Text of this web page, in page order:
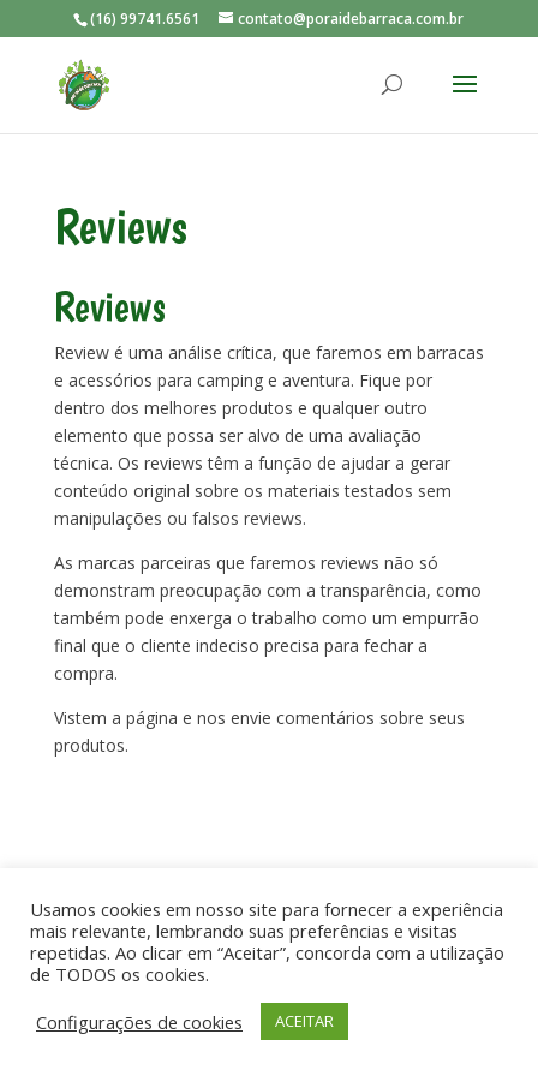
(16) 99741.6561 contato@poraidebarraca.com.br
Reviews
Reviews
Review é uma análise crítica, que faremos em barracas
e acessórios para camping e aventura. Fique por
dentro dos melhores produtos e qualquer outro
elemento que possa ser alvo de uma avaliação
técnica. Os reviews têm a função de ajudar a gerar
conteúdo original sobre os materiais testados sem
manipulações ou falsos reviews.
As marcas parceiras que faremos reviews não só
demonstram preocupação com a transparência, como
também pode enxerga o trabalho como um empurrão
final que o cliente indeciso precisa para fechar a
compra.
Vistem a página e nos envie comentários sobre seus
produtos.
Por aí de Barraca - direitos reservados - Desenvolvido
por UIA WEB
Usamos cookies em nosso site para fornecer a experiência
mais relevante, lembrando suas preferências e visitas
repetidas. Ao clicar em “Aceitar”, concorda com a utilização
de TODOS os cookies.
Configurações de cookies
ACEITAR